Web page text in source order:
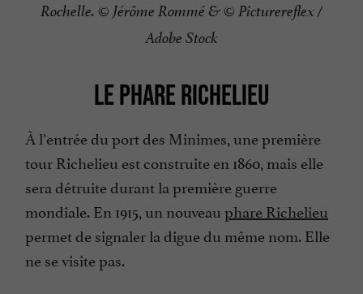
Rochelle. © Jérôme Rommé & © Picturereflex /
Adobe Stock
LE PHARE RICHELIEU
À l’entrée du port des Minimes, une première
tour Richelieu est construite en 1860, mais elle
sera détruite durant la première guerre
mondiale. En 1915, un nouveau phare Richelieu
permet de signaler la digue du même nom. Elle
ne se visite pas.